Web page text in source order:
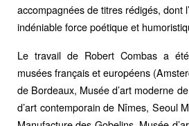
accompagnées de titres rédigés, dont
indéniable force poétique et
Le travail de Robert Combas a
musées français et européens
de Bordeaux, Musée d’art moderne
d’art contemporain de Nîmes, Seoul